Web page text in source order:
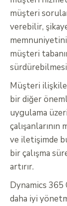
müşteri
verebilir,
müşteri
Müşteri
bir diğer
uygulama
ve iletişimde
bir çalışma
artırır.
Dynamics
daha iyi